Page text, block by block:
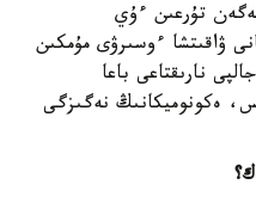
تۇرعىن ءۇي
ۋاقىتشا ءوسىرۋى مۇمكىن
نارىقتاعى باعا
ەكونوميكانىڭ نەگىزگى